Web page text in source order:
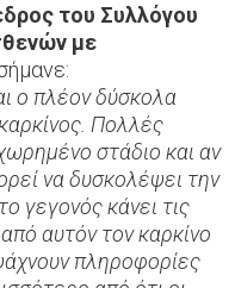
του Συλλόγου
με
ο πλέον δύσκολα
Πολλές
στάδιο και αν
να δυσκολέψει την
γεγονός κάνει τις
αυτόν τον καρκίνο
πληροφορίες